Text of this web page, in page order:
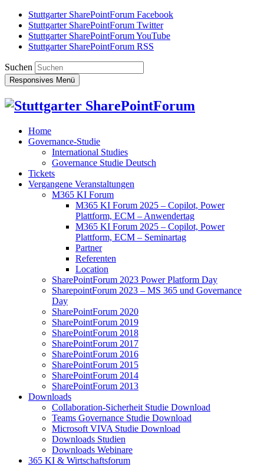
Stuttgarter SharePointForum Facebook
Stuttgarter SharePointForum Twitter
Stuttgarter SharePointForum YouTube
Stuttgarter SharePointForum RSS
Suchen
Responsives Menü
Home
Governance-Studie
International Studies
Governance Studie Deutsch
Tickets
Vergangene Veranstaltungen
M365 KI Forum
M365 KI Forum 2025 – Copilot, Power
Plattform, ECM – Anwendertag
M365 KI Forum 2025 – Copilot, Power
Plattform, ECM – Seminartag
Partner
Referenten
Location
SharePointForum 2023 Power Platform Day
SharepointForum 2023 – MS 365 und Governance
Day
SharePointForum 2020
SharePointForum 2019
SharePointForum 2018
SharePointForum 2017
SharePointForum 2016
SharePointForum 2015
SharePointForum 2014
SharePointForum 2013
Downloads
Collaboration-Sicherheit Studie Download
Teams Governance Studie Download
Microsoft VIVA Studie Download
Downloads Studien
Downloads Webinare
365 KI & Wirtschaftsforum